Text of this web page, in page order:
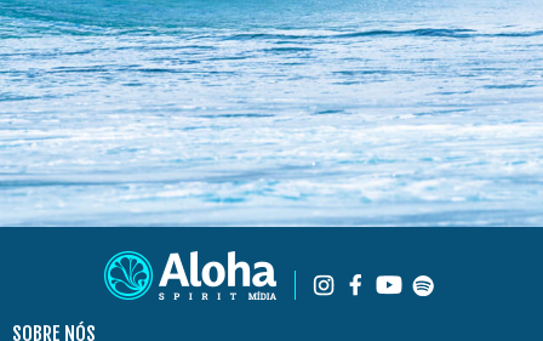
SOBRE NÓS